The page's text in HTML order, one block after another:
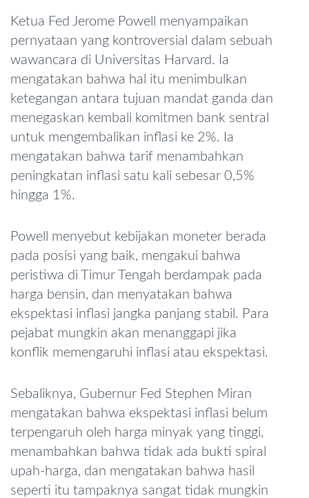
Ketua Fed Jerome Powell menyampaikan
pernyataan yang kontroversial dalam sebuah
wawancara di Universitas Harvard. Ia
mengatakan bahwa hal itu menimbulkan
ketegangan antara tujuan mandat ganda dan
menegaskan kembali komitmen bank sentral
untuk mengembalikan inflasi ke 2%. Ia
mengatakan bahwa tarif menambahkan
peningkatan inflasi satu kali sebesar 0,5%
hingga 1%.
Powell menyebut kebijakan moneter berada
pada posisi yang baik, mengakui bahwa
peristiwa di Timur Tengah berdampak pada
harga bensin, dan menyatakan bahwa
ekspektasi inflasi jangka panjang stabil. Para
pejabat mungkin akan menanggapi jika
konflik memengaruhi inflasi atau ekspektasi.
Sebaliknya, Gubernur Fed Stephen Miran
mengatakan bahwa ekspektasi inflasi belum
terpengaruh oleh harga minyak yang tinggi,
menambahkan bahwa tidak ada bukti spiral
upah-harga, dan mengatakan bahwa hasil
seperti itu tampaknya sangat tidak mungkin